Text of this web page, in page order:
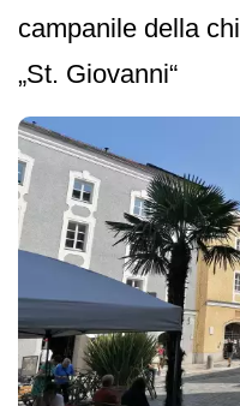
campanile della
„St. Giovanni“